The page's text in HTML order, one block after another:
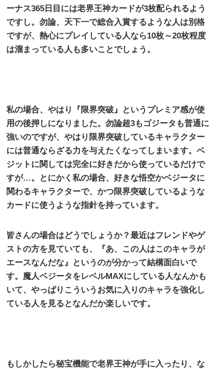
ーナス365 日目には老界王神カードが3枚配られるよう
ですし。勿論、天下一で総合入賞するような人は別格
ですが、熱心にプレイしている人なら10枚～20枚程度
は溜まっている人も多いことでしょう。
私の場合、やはり『限界突破』というプレミア感が使
用の後押しになりました。勿論超3もゴジータも普通に
強いのですが、やはり限界突破しているキャラクター
には普通ならざる力を与えたくなってしまいます。ベ
ジットに関しては完全に好きだから使っているだけで
すが…。とにかく私の場合、好きな悟空かベジータに
関わるキャラクターで、かつ限界突破しているような
カードに使うような指針を持っています。
皆さんの場合はどうでしょうか？最近はフレンドやゲ
ストの方を見ていても、『あ、この人はこのキャラが
エースなんだな』というのが分かって結構面白いで
す。魔人ベジータをレベルMAXにしている人なんかも
いて、やっぱりこういうお気に入りのキャラを強化し
ている人を見るとなんだか楽しいです。
もしかしたら秘宝機能で老界王神が手に入ったり、な